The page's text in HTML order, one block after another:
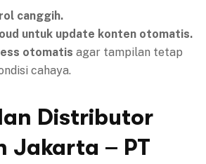
canggih.
untuk update konten otomatis.
otomatis agar tampilan tetap
cahaya.
Distributor
Jakarta – PT